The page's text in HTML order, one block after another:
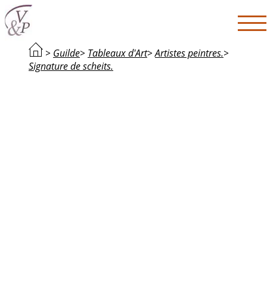
> Guilde> Tableaux d'Art>Artistes peintres.>
Signature de scheits.